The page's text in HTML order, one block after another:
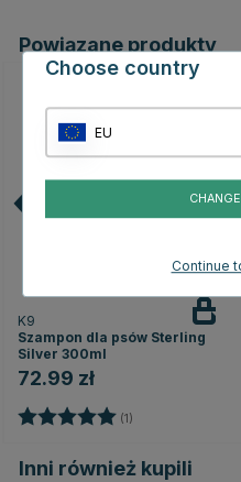
Powiązane produkty
K9
Szampon dla psów Sterling
Silver 300ml
72.99 zł
Ocena: (1)
Inni również kupili
Choose country
EU
Continue